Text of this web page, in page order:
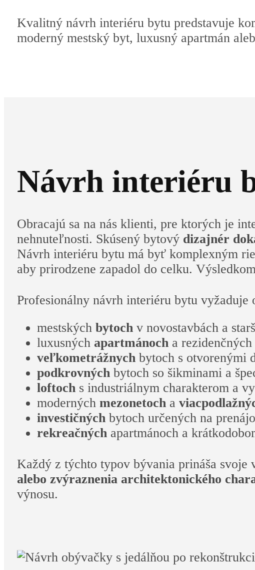
Kvalitný návrh interiéru bytu predstavuje
moderný mestský byt, luxusný apartmán
Návrh interiéru
Obracajú sa na nás klienti, pre ktorých je
nehnuteľnosti. Skúsený bytový dizajnér
Návrh interiéru bytu má byť komplexným
aby prirodzene zapadol do celku.
Profesionálny návrh interiéru bytu vyžaduje
mestských bytoch v novostavbách a
luxusných apartmánoch a
veľkometrážnych bytoch s otvorenými
podkrovných bytoch so šikminami a
loftoch s industriálnym charakterom a
moderných mezonetoch a
investičných bytoch určených na
rekreačných apartmánoch a
Každý z týchto typov bývania prináša
alebo zvýraznenia architektonického
výnosu.